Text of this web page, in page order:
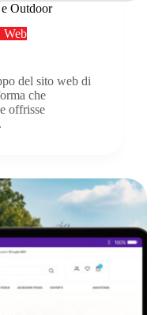
Outdoor
Web
del sito web di
che
offrisse